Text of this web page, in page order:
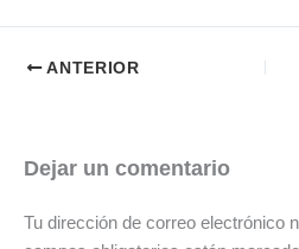
ANTERIOR
Dejar un comentario
Tu dirección de correo electrónico